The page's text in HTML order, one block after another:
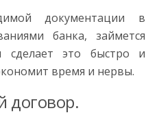
документации в
банка, займется
сделает это быстро и
время и нервы.
договор.